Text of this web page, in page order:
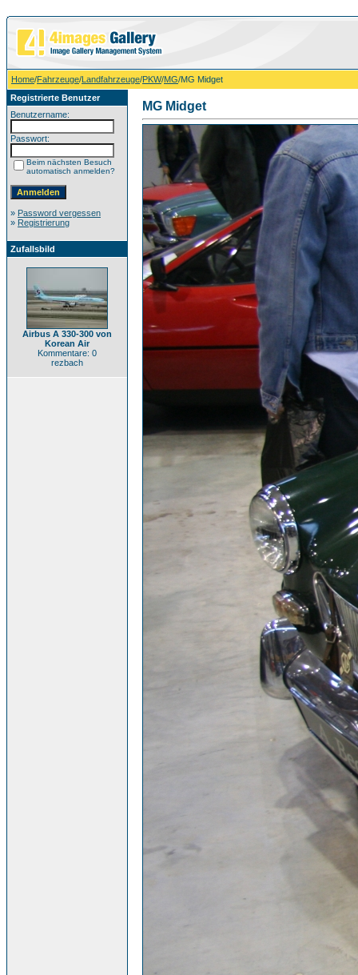
Home/Fahrzeuge/Landfahrzeuge/PKW/MG/MG Midget
Registrierte Benutzer
Benutzername:
Passwort:
Beim nächsten Besuch
automatisch anmelden?
» Password vergessen
» Registrierung
Zufallsbild
Airbus A 330-300 von
Korean Air
Kommentare: 0
rezbach
MG Midget